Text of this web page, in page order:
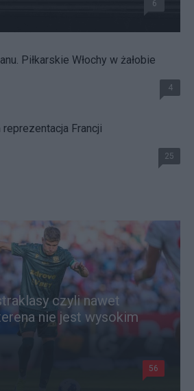
6
Piłkarskie Włochy w żałobie
4
Francji
25
czyli nawet
nie jest wysokim
56